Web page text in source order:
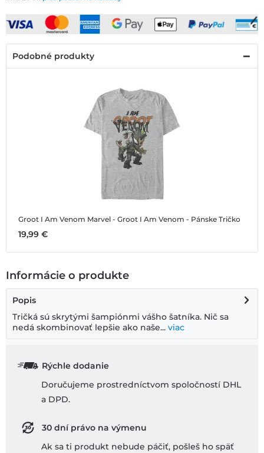
Podobné produkty
Groot I Am Venom Marvel - Groot I Am Venom - Pánske Tričko
19,99 €
Informácie o produkte
Popis
Tričká sú skrytými šampiónmi vášho šatníka. Nič sa
nedá skombinovať lepšie ako naše... viac
Rýchle dodanie
Doručujeme prostredníctvom spoločností DHL
a DPD.
30 dní právo na výmenu
Ak sa ti produkt nebude páčiť, pošleš ho späť